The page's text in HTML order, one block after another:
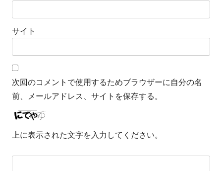
サイト
次回のコメントで使用するためブラウザーに自分の名
前、メールアドレス、サイトを保存する。
上に表示された文字を入力してください。